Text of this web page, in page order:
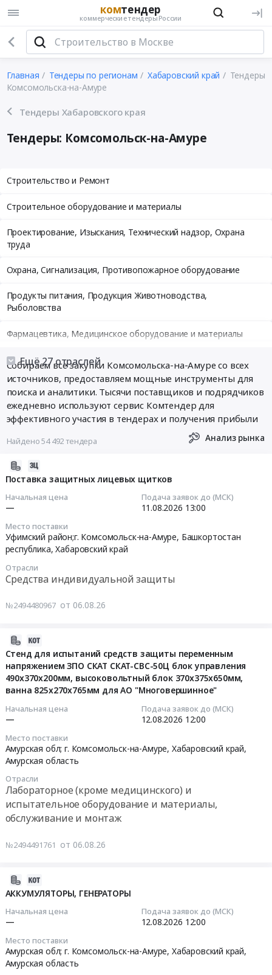
комтендер
коммерческие тендеры России
Главная Тендеры по регионам Хабаровский край
Тендеры
Комсомольска-на-Амуре
Тендеры Хабаровского края
Тендеры: Комсомольск-на-Амуре
Ещё 27 отраслей
Строительство и Ремонт
Строительное оборудование и материалы
Проектирование, Изыскания, Технический надзор, Охрана
труда
Охрана, Сигнализация, Противопожарное оборудование
Продукты питания, Продукция Животноводства,
Рыболовства
Фармацевтика, Медицинское оборудование и материалы
Медицинские и Оздоровительные услуги
Мебель, Компьютеры и Периферия, Канцтовары, Бытовая
техника
Связь, Информационные технологии
Грузовые и пассажирские перевозки, Транспортные услуги
Полиграфия
Реклама, Дизайн, Маркетинг, Теле и радиовещание
Топливо, Уголь, Продукция нефтепереработки
Автомобили, Спецтехника, Авиа- ЖД-техника, Суда
Финансы, Страхование, Оценка, Юридические услуги
Одежда, Средства защиты, Текстиль, Хозтовары, Тара
Энергетика
Нефтяная и Газовая отрасль
Промышленное оборудование и изделия
Обучение, Научная деятельность
Аренда и продажа Недвижимости и имущества
Услуги в области Спорта, Отдыха, Культуры
Искусства
Химическая продукция
Лесообработка, Изделия из дерева
Сельское хозяйство
Собираем все закупки Комсомольска-на-Амуре со всех
источников, предоставляем мощные инструменты для
поиска и аналитики. Тысячи поставщиков и подрядчиков
ежедневно используют сервис Комтендер для
эффективного участия в тендерах и получения прибыли
Найдено 54 492 тендера Анализ рынка
Поставка защитных лицевых щитков
Начальная цена
—
Подача заявок до (МСК)
11.08.2026 13:00
Место поставки
Уфимский район;г. Комсомольск-на-Амуре, Башкортостан
республика,Хабаровский край
Отрасли
Средства индивидуальной защиты
№2494480967 от 06.08.26
Стенд для испытаний средств защиты переменным
напряжением ЗПО СКАТ СКАТ-СВС-50Ц блок управления
490х370х200мм, высоковольтный блок 370х375х650мм,
ванна 825х270х765мм для АО "Многовершинное"
Начальная цена
—
Подача заявок до (МСК)
12.08.2026 12:00
Место поставки
Амурская обл; г. Комсомольск-на-Амуре, Хабаровский край,
Амурская область
Отрасли
Лабораторное (кроме медицинского) и
испытательное оборудование и материалы,
обслуживание и монтаж
№2494491761 от 06.08.26
50Ц
АККУМУЛЯТОРЫ, ГЕНЕРАТОРЫ
Начальная цена
—
Подача заявок до (МСК)
12.08.2026 12:00
Место поставки
Амурская обл; г. Комсомольск-на-Амуре, Хабаровский край,
Амурская область